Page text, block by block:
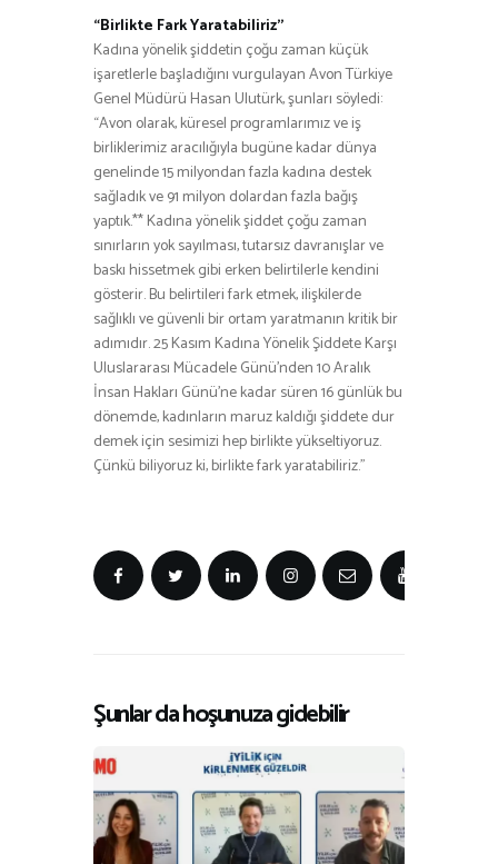
“Birlikte Fark Yaratabiliriz’’
Kadına yönelik şiddetin çoğu zaman küçük
işaretlerle başladığını vurgulayan Avon Türkiye
Genel Müdürü Hasan Ulutürk, şunları söyledi:
“Avon olarak, küresel programlarımız ve iş
birliklerimiz aracılığıyla bugüne kadar dünya
genelinde 15 milyondan fazla kadına destek
sağladık ve 91 milyon dolardan fazla bağış
yaptık.** Kadına yönelik şiddet çoğu zaman
sınırların yok sayılması, tutarsız davranışlar ve
baskı hissetmek gibi erken belirtilerle kendini
gösterir. Bu belirtileri fark etmek, ilişkilerde
sağlıklı ve güvenli bir ortam yaratmanın kritik bir
adımıdır. 25 Kasım Kadına Yönelik Şiddete Karşı
Uluslararası Mücadele Günü’nden 10 Aralık
İnsan Hakları Günü’ne kadar süren 16 günlük bu
dönemde, kadınların maruz kaldığı şiddete dur
demek için sesimizi hep birlikte yükseltiyoruz.
Çünkü biliyoruz ki, birlikte fark yaratabiliriz.”
Şunlar da hoşunuza gidebilir